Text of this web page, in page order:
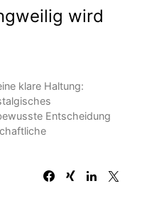
wird
klare Haltung:
Entscheidung